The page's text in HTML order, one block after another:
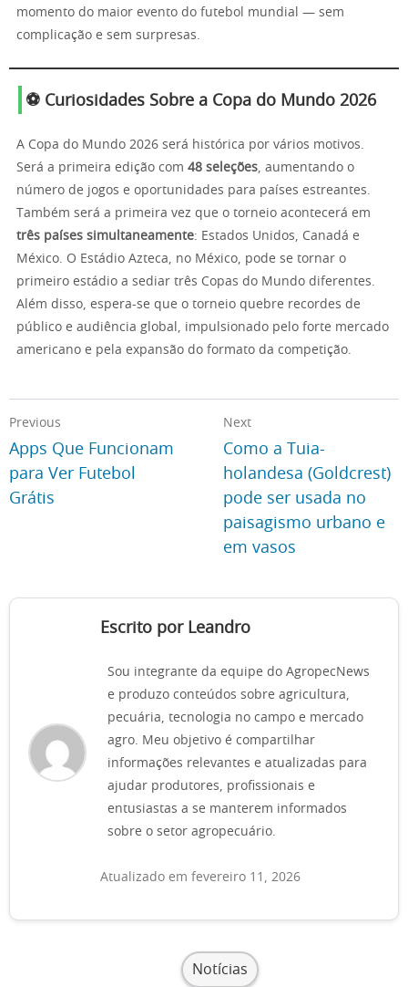
momento do maior evento do futebol mundial — sem
complicação e sem surpresas.
⚽ Curiosidades Sobre a Copa do Mundo 2026
A Copa do Mundo 2026 será histórica por vários motivos.
Será a primeira edição com 48 seleções, aumentando o
número de jogos e oportunidades para países estreantes.
Também será a primeira vez que o torneio acontecerá em
três países simultaneamente: Estados Unidos, Canadá e
México. O Estádio Azteca, no México, pode se tornar o
primeiro estádio a sediar três Copas do Mundo diferentes.
Além disso, espera-se que o torneio quebre recordes de
público e audiência global, impulsionado pelo forte mercado
americano e pela expansão do formato da competição.
Previous
Apps Que Funcionam
para Ver Futebol
Grátis
Next
Como a Tuia-
holandesa (Goldcrest)
pode ser usada no
paisagismo urbano e
em vasos
Escrito por Leandro
Sou integrante da equipe do AgropecNews
e produzo conteúdos sobre agricultura,
pecuária, tecnologia no campo e mercado
agro. Meu objetivo é compartilhar
informações relevantes e atualizadas para
ajudar produtores, profissionais e
entusiastas a se manterem informados
sobre o setor agropecuário.
Atualizado em fevereiro 11, 2026
Notícias